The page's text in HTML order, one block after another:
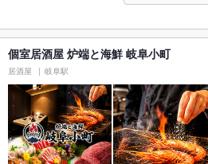
個室居酒屋 炉端と海鮮 岐阜小町
居酒屋 岐阜駅